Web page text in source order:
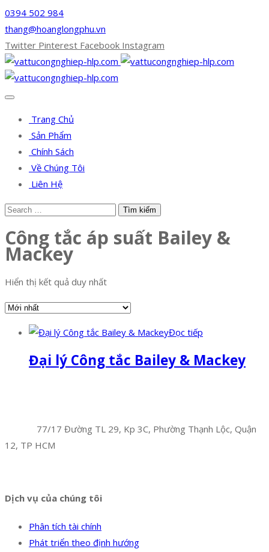
0394 502 984
thang@hoanglongphu.vn
Twitter Pinterest Facebook Instagram
Trang Chủ
Sản Phẩm
Chính Sách
Về Chúng Tôi
Liên Hệ
Công tắc áp suất Bailey &
Mackey
Hiển thị kết quả duy nhất
Đọc tiếp
Đại lý Công tắc Bailey & Mackey
77/17 Đường TL 29, Kp 3C, Phường Thạnh Lộc, Quận
12, TP HCM
Dịch vụ của chúng tôi
Phân tích tài chính
Phát triển theo định hướng